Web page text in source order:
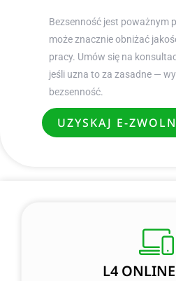
Bezsenność jest poważnym
może znacznie obniżać
pracy. Umów się na
jeśli uzna to za zasadne —
bezsenność.
UZYSKAJ E-
L4 ONLINE